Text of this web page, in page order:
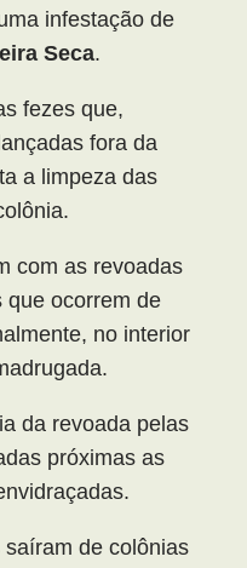
infestação de
Seca.
fezes que,
fora da
a limpeza das
com as revoadas
que ocorrem de
no interior
da revoada pelas
próximas as
de colônias